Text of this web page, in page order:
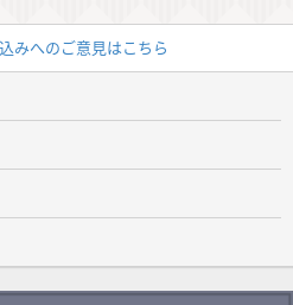
みへのご意見はこちら